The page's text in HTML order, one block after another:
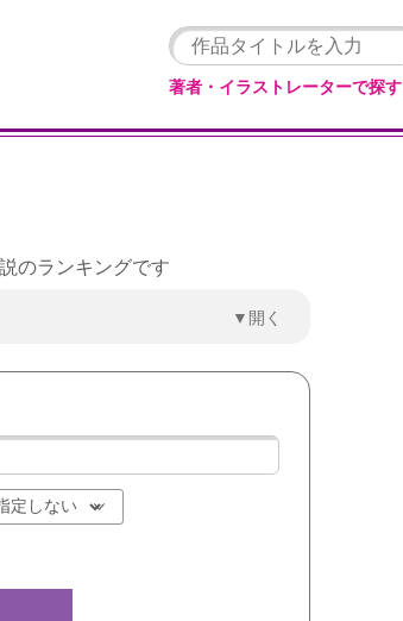
著者・イラストレーターで探す
のランキングです
▼開く